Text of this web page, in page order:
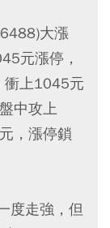
大漲
元漲停，
衝上1045元
中攻上
，漲停鎖
度走強，但